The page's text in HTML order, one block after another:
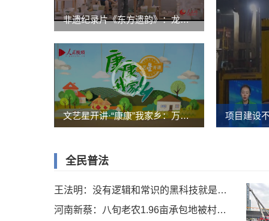
非遗纪录片《东方遗韵》：龙泉青瓷传统烧制技艺
文艺星开讲·“康康”我家乡：万茜带你看美好湖南 项目建设
全民普法
王法明：没有逻辑和常识的黑科技就是骗局
河南新蔡：八旬老农1.96亩承包地被村委会违法转包22年